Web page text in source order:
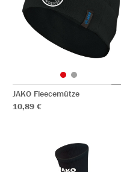
JAKO Fleecemütze
10,89 €